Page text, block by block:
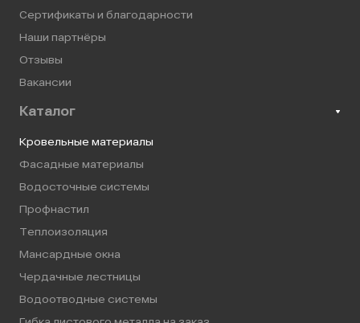
Сертификаты и благодарности
Наши партнёры
Отзывы
Вакансии
Каталог
Кровельные материалы
Фасадные материалы
Водосточные системы
Профнастил
Теплоизоляция
Мансардные окна
Чердачные лестницы
Водоотводные системы